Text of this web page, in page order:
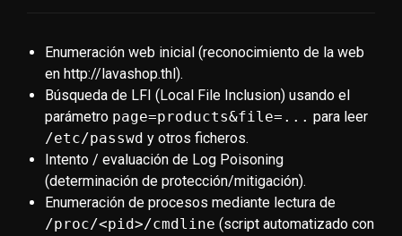
Valoración
Flag de Usuario
Flag de Root 170
Enumeración web inicial (reconocimiento de la web
en http://lavashop.thl).
Búsqueda de LFI (Local File Inclusion) usando el
parámetro page=products&file=... para leer
/etc/passwd y otros ficheros.
Intento / evaluación de Log Poisoning
(determinación de protección/mitigación).
Enumeración de procesos mediante lectura de
/proc/<pid>/cmdline (script automatizado con